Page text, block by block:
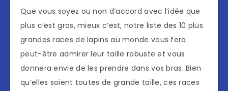
Que vous soyez ou non d’accord avec l’idée que
plus c’est gros, mieux c’est, notre liste des 10 plus
grandes races de lapins au monde vous fera
peut-être admirer leur taille robuste et vous
donnera envie de les prendre dans vos bras. Bien
qu’elles soient toutes de grande taille, ces races